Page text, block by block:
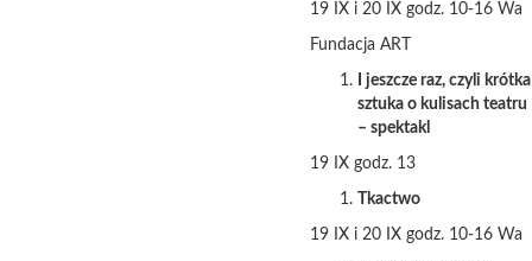
19 IX i 20 IX godz. 10-16 Wa
Fundacja ART
I jeszcze raz, czyli krótka
sztuka o kulisach teatru
– spektakl
19 IX godz. 13
Tkactwo
19 IX i 20 IX godz. 10-16 Wa